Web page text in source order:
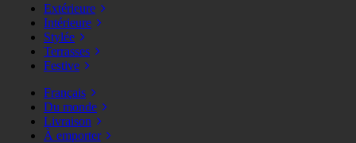
Extérieure
Intérieure
Stylée
Terrasses
Festive
Français
Du monde
Livraison
À emporter